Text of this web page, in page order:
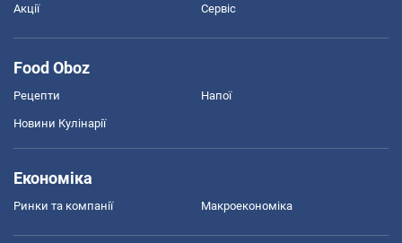
Акції Сервіс
Food Oboz
Рецепти Напої
Новини Кулінарії
Економіка
Ринки та компанії Макроекономіка